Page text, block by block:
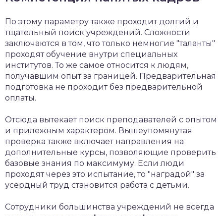
По этому параметру также проходит долгий и
тщательный поиск учреждений. Сложности
заключаются в том, что только немногие "таланты"
проходят обучение внутри специальных
институтов. То же самое относится к людям,
получавшим опыт за границей. Предварительная
подготовка не проходит без предварительной
оплаты.
Отсюда вытекает поиск преподавателей с опытом
и прилежным характером. Вышеупомянутая
проверка также включает направления на
дополнительные курсы, позволяющие проверить
базовые знания по максимуму. Если люди
проходят через это испытание, то "наградой" за
усердный труд становится работа с детьми.
Сотрудники большинства учреждений не всегда